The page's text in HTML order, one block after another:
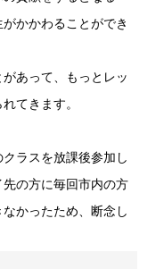
かかわることができ
あって、もっとレッ
てきます。
ラスを放課後参加し
の方に毎回市内の方
かったため、断念し